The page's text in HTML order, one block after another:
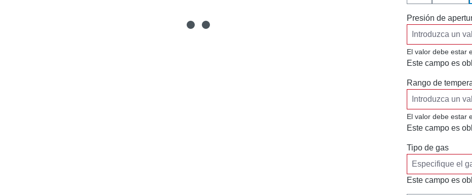
Presión de
El valor debe estar
Este campo es
Rango de
El valor debe estar
Este campo es
Tipo de gas
Este campo es